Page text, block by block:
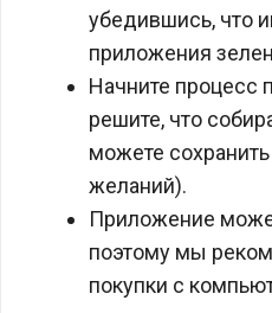
убедившись, что
приложения
Начните процесс
решите, что
можете
желаний).
Приложение
поэтому мы
покупки с